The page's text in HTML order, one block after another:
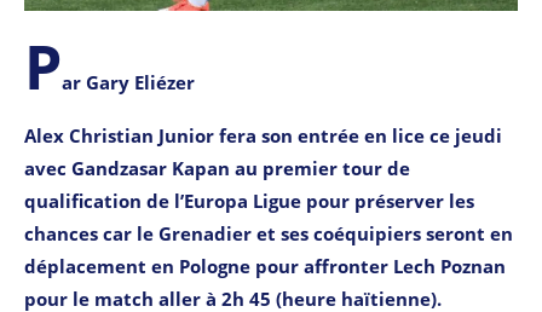
Par Gary Eliézer
Alex Christian Junior fera son entrée en lice ce jeudi
avec Gandzasar Kapan au premier tour de
qualification de l’Europa Ligue pour préserver les
chances car le Grenadier et ses coéquipiers seront en
déplacement en Pologne pour affronter Lech Poznan
pour le match aller à 2h 45 (heure haïtienne).